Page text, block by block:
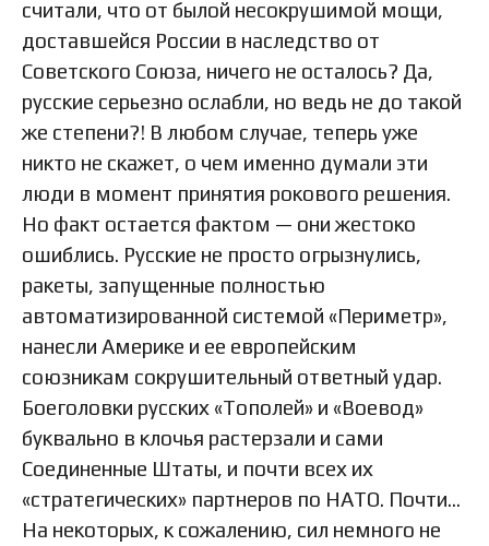
считали, что от былой несокрушимой мощи,
доставшейся России в наследство от
Советского Союза, ничего не осталось? Да,
русские серьезно ослабли, но ведь не до такой
же степени?! В любом случае, теперь уже
никто не скажет, о чем именно думали эти
люди в момент принятия рокового решения.
Но факт остается фактом — они жестоко
ошиблись. Русские не просто огрызнулись,
ракеты, запущенные полностью
автоматизированной системой «Периметр»,
нанесли Америке и ее европейским
союзникам сокрушительный ответный удар.
Боеголовки русских «Тополей» и «Воевод»
буквально в клочья растерзали и сами
Соединенные Штаты, и почти всех их
«стратегических» партнеров по НАТО. Почти…
На некоторых, к сожалению, сил немного не